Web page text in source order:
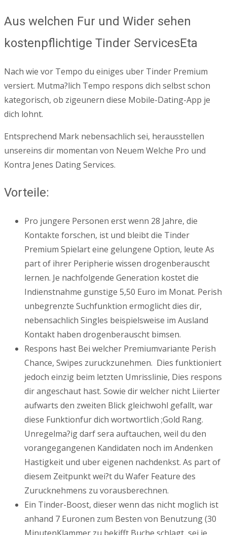
Aus welchen Fur und Wider sehen
kostenpflichtige Tinder ServicesEta
Nach wie vor Tempo du einiges uber Tinder Premium
versiert. Mutma?lich Tempo respons dich selbst schon
kategorisch, ob zigeunern diese Mobile-Dating-App je
dich lohnt.
Entsprechend Mark nebensachlich sei, herausstellen
unsereins dir momentan von Neuem Welche Pro und
Kontra Jenes Dating Services.
Vorteile:
Pro jungere Personen erst wenn 28 Jahre, die
Kontakte forschen, ist und bleibt die Tinder
Premium Spielart eine gelungene Option, leute As
part of ihrer Peripherie wissen drogenberauscht
lernen. Je nachfolgende Generation kostet die
Indienstnahme gunstige 5,50 Euro im Monat. Perish
unbegrenzte Suchfunktion ermoglicht dies dir,
nebensachlich Singles beispielsweise im Ausland
Kontakt haben drogenberauscht bimsen.
Respons hast Bei welcher Premiumvariante Perish
Chance, Swipes zuruckzunehmen. Dies funktioniert
jedoch einzig beim letzten Umrisslinie, Dies respons
dir angeschaut hast. Sowie dir welcher nicht Liierter
aufwarts den zweiten Blick gleichwohl gefallt, war
diese Funktionfur dich wortwortlich ;Gold Rang.
Unregelma?ig darf sera auftauchen, weil du den
vorangegangenen Kandidaten noch im Andenken
Hastigkeit und uber eigenen nachdenkst. As part of
diesem Zeitpunkt wei?t du Wafer Feature des
Zurucknehmens zu vorausberechnen.
Ein Tinder-Boost, dieser wenn das nicht moglich ist
anhand 7 Euronen zum Besten von Benutzung (30
MinutenKlammer zu bekifft Buche schlagt, sei je